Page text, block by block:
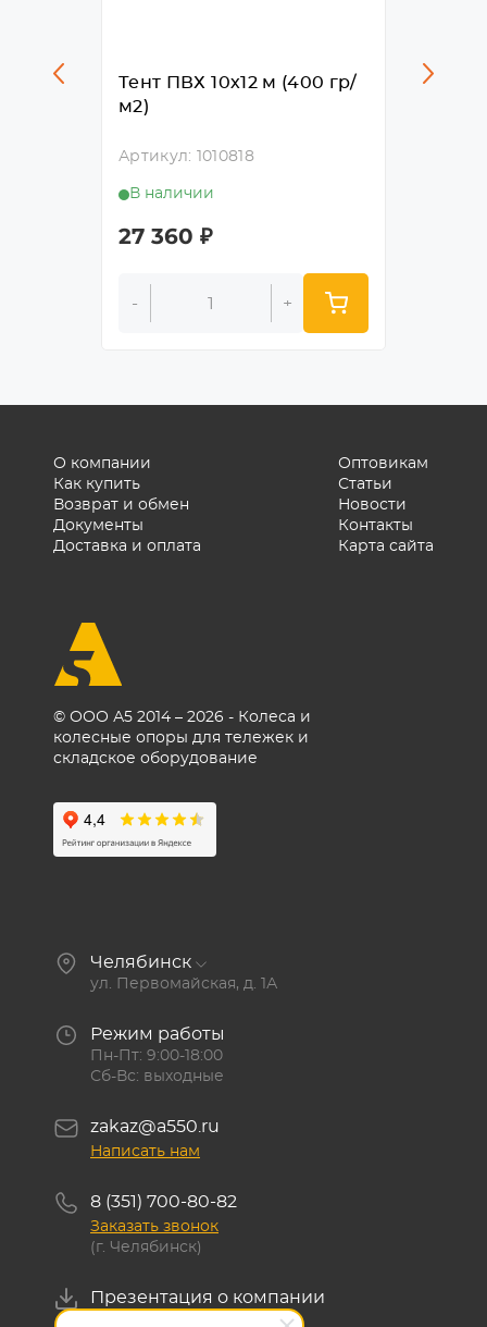
Тент ПВХ 10х12 м (400 гр/
м2)
Артикул: 1010818
В наличии
27 360 ₽
- +
Тент
© ООО А5 2014 – 2026 - Колеса и
колесные опоры для тележек и
складское оборудование
О компании
Как купить
Возврат и обмен
Документы
Доставка и оплата
Оптовикам
Статьи
Новости
Контакты
Карта сайта
Челябинск
ул. Первомайская, д. 1А
Режим работы
Пн-Пт: 9:00-18:00
Сб-Вс: выходные
zakaz@a550.ru
Написать нам
8 (351) 700-80-82
Заказать звонок
(г. Челябинск)
Презентация о компании